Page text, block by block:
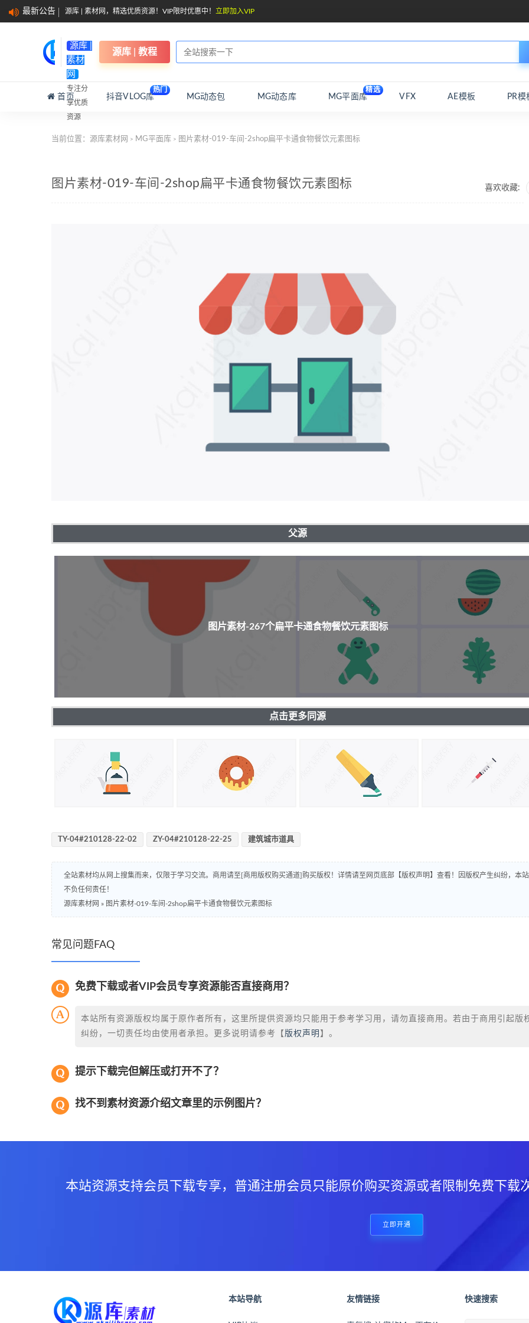
最新公告 源库 | 素材网，精选优质资源！VIP限时优惠中！ 立即加入VIP
源库 |
素材
网
专注分
享优质
资源
源库 | 教程
首页 抖音VLOG库
热门
MG动态包 MG动态库 MG平面库
精选
VFX AE模板 PR模
当前位置： 源库素材网 > MG平面库 > 图片素材-019-车间-2shop扁平卡通食物餐饮元素图标
喜欢收藏:
图片素材-019-车间-2shop扁平卡通食物餐饮元素图标
父源
图片素材-267个扁平卡通食物餐饮元素图标
点击更多同源
TY-04#210128-22-02 ZY-04#210128-22-25 建筑城市道具
全站素材均从网上搜集而来，仅限于学习交流。商用请至[商用版权购买通道]购买版权！详情请至网页底部【版权声明】查看！因版权产生纠纷，本站
不负任何责任！
源库素材网 » 图片素材-019-车间-2shop扁平卡通食物餐饮元素图标
常见问题FAQ
免费下载或者VIP会员专享资源能否直接商用？
本站所有资源版权均属于原作者所有，这里所提供资源均只能用于参考学习用，请勿直接商用。若由于商用引起版
纠纷，一切责任均由使用者承担。更多说明请参考【 版权声明 】。
提示下载完但解压或打开不了？
找不到素材资源介绍文章里的示例图片？
本站资源支持会员下载专享，普通注册会员只能原价购买资源或者限制免费下载
立即开通
本站导航 友情链接 快速搜索